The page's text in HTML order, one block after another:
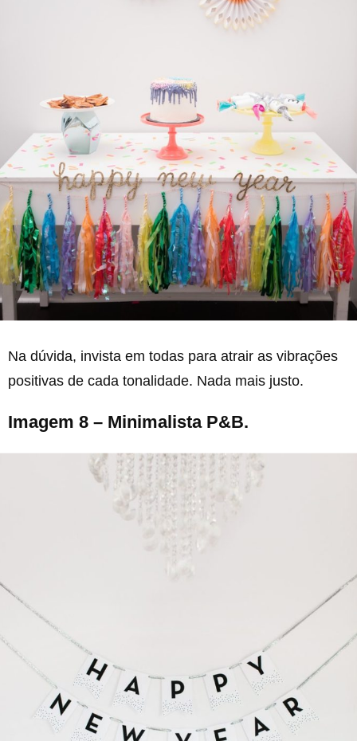
Na dúvida, invista em todas para atrair as vibrações
positivas de cada tonalidade. Nada mais justo.
Imagem 8 – Minimalista P&B.